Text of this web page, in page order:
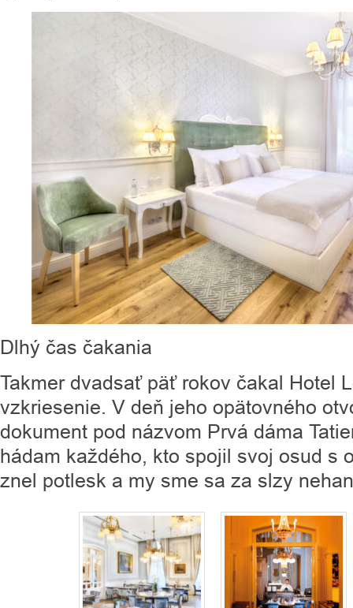
Dlhý čas čakania
Takmer dvadsať päť rokov čakal Hotel
vzkriesenie. V deň jeho opätovného
dokument pod názvom Prvá dáma
hádam každého, kto spojil svoj osud s
znel potlesk a my sme sa za slzy